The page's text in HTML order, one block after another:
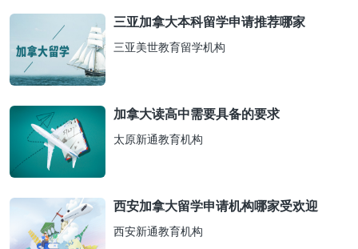
三亚加拿大本科留学申请推荐哪家
三亚美世教育留学机构
加拿大读高中需要具备的要求
太原新通教育机构
西安加拿大留学申请机构哪家受欢迎
西安新通教育机构